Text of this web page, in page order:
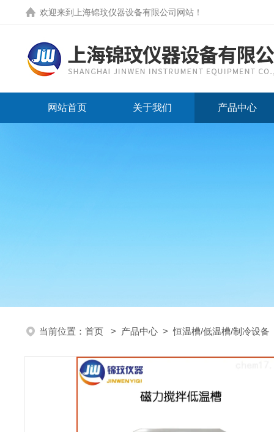
欢迎来到 上海锦玟仪器设备有限公司网站 ！
网站首页 关于我们 产品中心
当前位置： 首页 > 产品中心 >恒温槽/低温槽/制冷设备